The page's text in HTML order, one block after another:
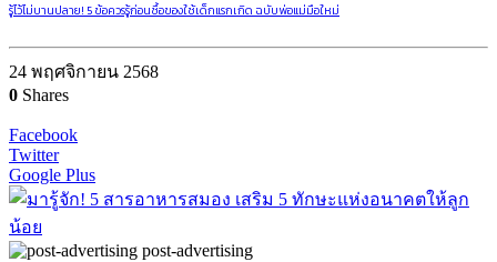
รู้ไว้ไม่บานปลาย! 5 ข้อควรรู้ก่อนซื้อของใช้เด็กแรกเกิด ฉบับพ่อแม่มือใหม่
24 พฤศจิกายน 2568
0 Shares
Facebook
Twitter
Google Plus
post-advertising